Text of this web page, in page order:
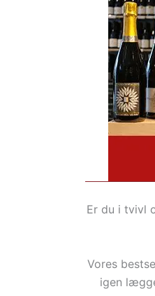
Er du i tvivl
Vores
igen